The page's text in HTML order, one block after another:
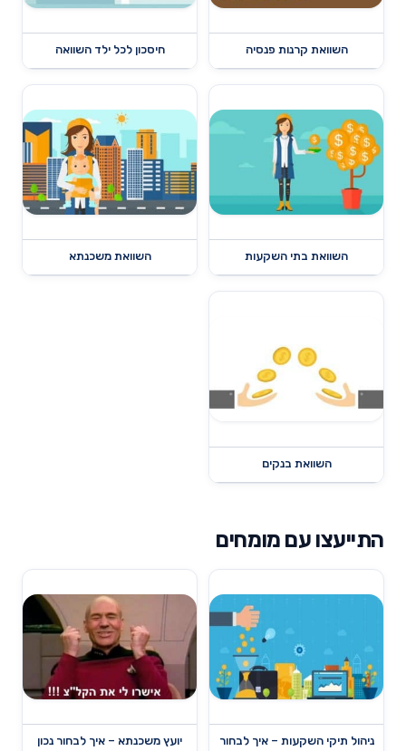
השוואת קרנות פנסיה חיסכון לכל ילד השוואה
השוואת בתי השקעות השוואת משכנתא
השוואת בנקים
התייעצו עם מומחים
ניהול תיקי השקעות – איך לבחור
יועץ משכנתא – איך לבחור נכון